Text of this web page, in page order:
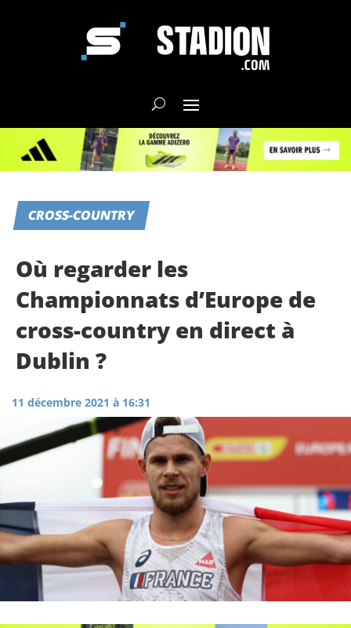
CROSS-COUNTRY
Où regarder les
Championnats d’Europe de
cross-country en direct à
Dublin ?
11 décembre 2021 à 16:31